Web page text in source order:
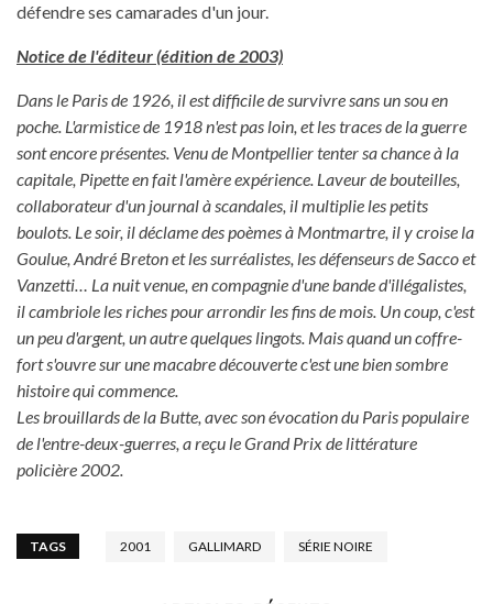
défendre ses camarades d'un jour.
Notice de l'éditeur (édition de 2003)
Dans le Paris de 1926, il est difficile de survivre sans un sou en
poche. L'armistice de 1918 n'est pas loin, et les traces de la guerre
sont encore présentes. Venu de Montpellier tenter sa chance à la
capitale, Pipette en fait l'amère expérience. Laveur de bouteilles,
collaborateur d'un journal à scandales, il multiplie les petits
boulots. Le soir, il déclame des poèmes à Montmartre, il y croise la
Goulue, André Breton et les surréalistes, les défenseurs de Sacco et
Vanzetti… La nuit venue, en compagnie d'une bande d'illégalistes,
il cambriole les riches pour arrondir les fins de mois. Un coup, c'est
un peu d'argent, un autre quelques lingots. Mais quand un coffre-
fort s'ouvre sur une macabre découverte c'est une bien sombre
histoire qui commence.
Les brouillards de la Butte, avec son évocation du Paris populaire
de l'entre-deux-guerres, a reçu le Grand Prix de littérature
policière 2002.
TAGS 2001 GALLIMARD SÉRIE NOIRE